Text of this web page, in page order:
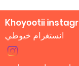
Khoyootii
انستغرام خيوطي